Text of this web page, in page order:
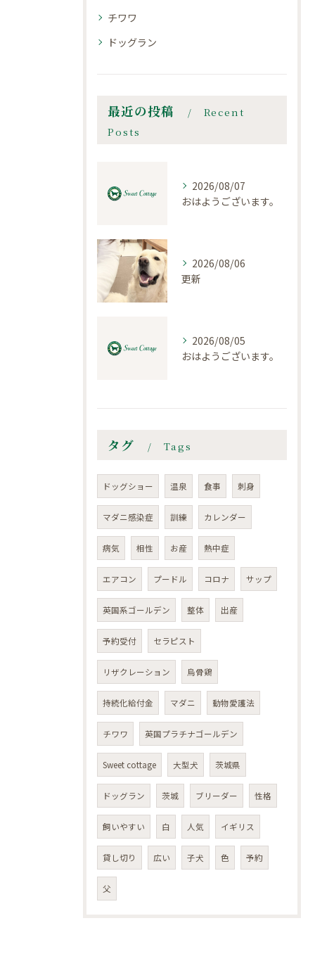
チワワ
ドッグラン
最近の投稿
Recent
Posts
2026/08/07
おはようございます。
2026/08/06
更新
2026/08/05
おはようございます。
タグ Tags
ドッグショー 温泉 食事 刺身
マダニ感染症 訓練 カレンダー
病気 相性 お産 熱中症
エアコン プードル コロナ サップ
英国系ゴールデン 整体 出産
予約受付 セラピスト
リザクレーション 烏骨鶏
持続化給付金 マダニ 動物愛護法
チワワ 英国プラチナゴールデン
Sweet cottage 大型犬 茨城県
ドッグラン 茨城 ブリーダー 性格
飼いやすい 白 人気 イギリス
貸し切り 広い 子犬 色 予約
父